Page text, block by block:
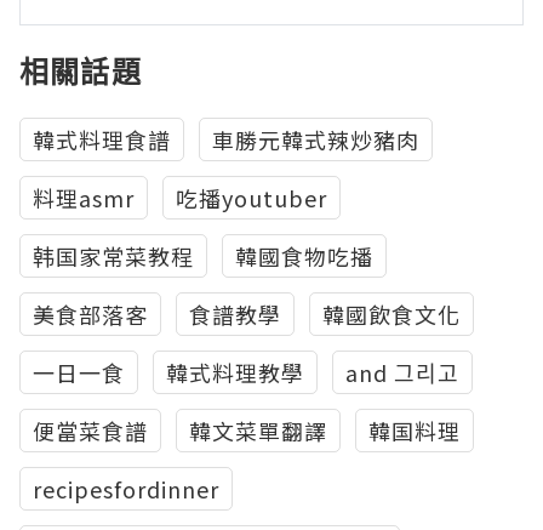
相關話題
韓式料理食譜
車勝元韓式辣炒豬肉
料理asmr
吃播youtuber
韩国家常菜教程
韓國食物吃播
美食部落客
食譜教學
韓國飲食文化
一日一食
韓式料理教學
and 그리고
便當菜食譜
韓文菜單翻譯
韓国料理
recipesfordinner